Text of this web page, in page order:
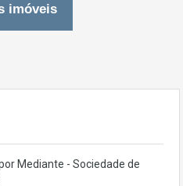
imóveis
Mediante - Sociedade de